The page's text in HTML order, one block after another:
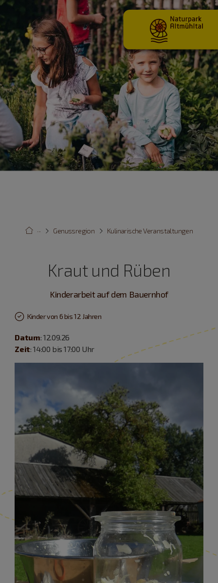
Kulinarische Veranstaltungen
Genussregion
···
Kraut und Rüben
Kinderarbeit auf dem Bauernhof
Kinder von 6 bis 12 Jahren
Datum: 12.09.26
Zeit: 14:00 bis 17:00 Uhr